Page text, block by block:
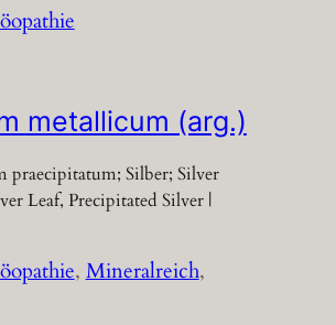
metallicum (arg.)
praecipitatum; Silber; Silver
Leaf, Precipitated Silver |
, Mineralreich